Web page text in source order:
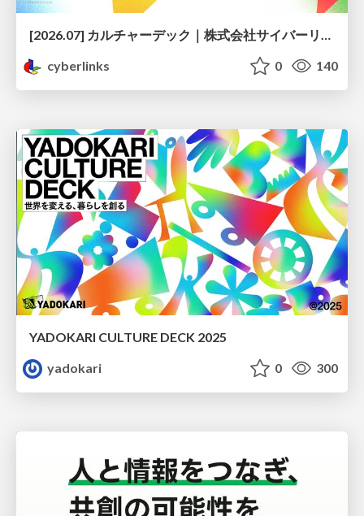
[2026.07] カルチャーデック｜株式会社サイバーリンクス
cyberlinks
0 140
YADOKARI CULTURE DECK 2025
yadokari
0 300